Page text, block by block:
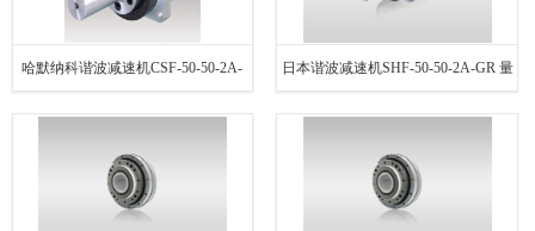
哈默纳科谐波减速机CSF-50-50-2A-
GR 货源充足
日本谐波减速机SHF-50-50-2A-GR 量
大从优